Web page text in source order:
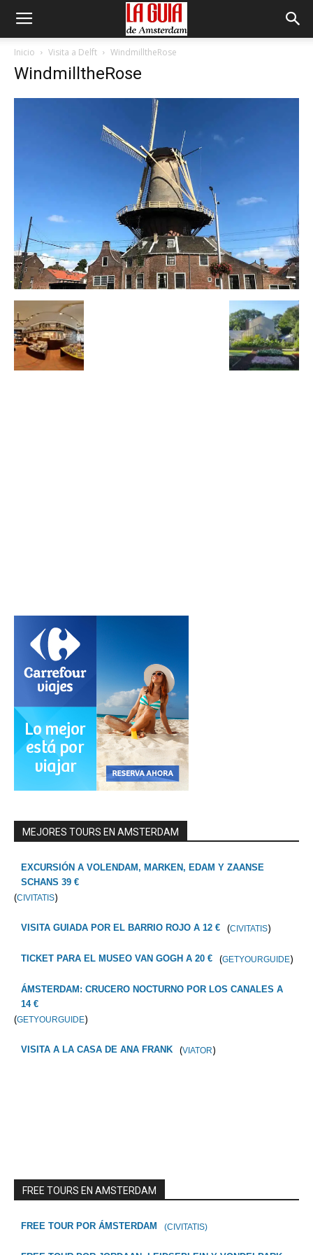
Inicio Visita a Delft WindmilltheRose
WindmilltheRose
MEJORES TOURS EN AMSTERDAM
EXCURSIÓN A VOLENDAM, MARKEN, EDAM Y ZAANSE
SCHANS 39 €
(CIVITATIS)
VISITA GUIADA POR EL BARRIO ROJO A 12 € (CIVITATIS)
TICKET PARA EL MUSEO VAN GOGH A 20 € (GETYOURGUIDE)
ÁMSTERDAM: CRUCERO NOCTURNO POR LOS CANALES A
14 €
(GETYOURGUIDE)
VISITA A LA CASA DE ANA FRANK (VIATOR)
FREE TOURS EN AMSTERDAM
FREE TOUR POR ÁMSTERDAM (CIVITATIS)